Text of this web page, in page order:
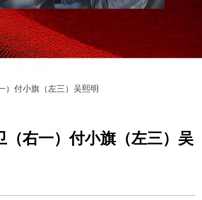
）付小旗（左三）吴熙明
右一）付小旗（左三）吴